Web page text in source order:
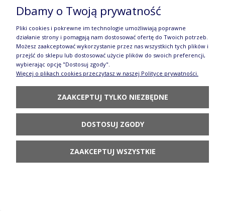
DOSTĘPNOŚCI
Filiżanka i spodek V 0,24 L Bolesławiec
GU1802DEK890
93,90 zł
Dbamy o Twoją prywatność
Pliki cookies i pokrewne im technologie umożliwiają poprawne
działanie strony i pomagają nam dostosować ofertę do Twoich potrzeb.
Możesz zaakceptować wykorzystanie przez nas wszystkich tych plików i
przejść do sklepu lub dostosować użycie plików do swoich preferencji,
wybierając opcję "Dostosuj zgody".
Więcej o plikach cookies przeczytasz w naszej Polityce prywatności.
ZAAKCEPTUJ TYLKO NIEZBĘDNE
DOSTOSUJ ZGODY
ZAAKCEPTUJ WSZYSTKIE